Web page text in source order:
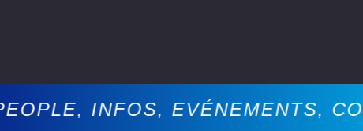
EVÉNEMENTS, COCKTAILS,